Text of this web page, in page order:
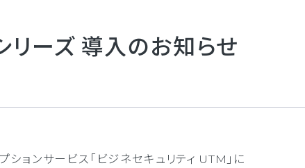
Connectix
方 サステナビリティ
リーズ 導入のお知らせ
ションサービス「ビジネセキュリティ UTM」に